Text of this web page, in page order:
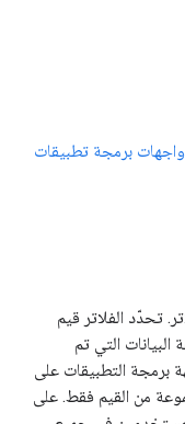
واجهات برمجة تطبيقات
تحدّد الفلاتر قيم
التي تم
برمجة التطبيقات على
من القيم فقط. على